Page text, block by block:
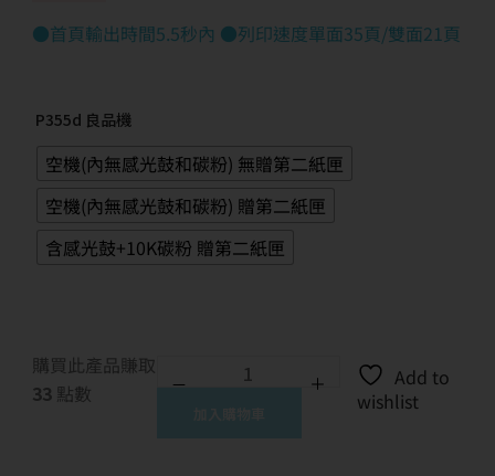
●首頁輸出時間5.5秒內 ●列印速度單面35頁/雙面21頁
P355d 良品機
空機(內無感光鼓和碳粉) 無贈第二紙匣
空機(內無感光鼓和碳粉) 贈第二紙匣
含感光鼓+10K碳粉 贈第二紙匣
購買此產品賺取
33 點數
Add to
wishlist